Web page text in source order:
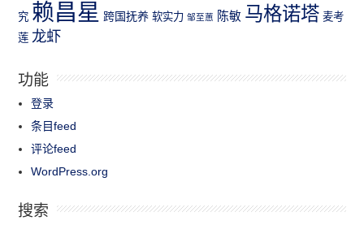
究 赖昌星 跨国抚养 软实力 邹至蕙 陈敏 马格诺塔 麦考
莲 龙虾
功能
登录
条目feed
评论feed
WordPress.org
搜索